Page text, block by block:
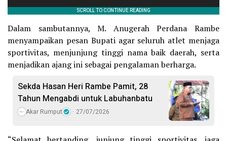
Dalam sambutannya, M. Anugerah Perdana Rambe
menyampaikan pesan Bupati agar seluruh atlet menjaga
sportivitas, menjunjung tinggi nama baik daerah, serta
menjadikan ajang ini sebagai pengalaman berharga.
Sekda Hasan Heri Rambe Pamit, 28
Tahun Mengabdi untuk Labuhanbatu
Akar Rumput 27/07/2026